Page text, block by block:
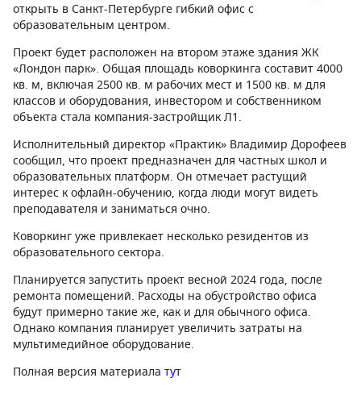
открыть в Санкт-Петербурге гибкий офис с
образовательным центром.
Проект будет расположен на втором этаже здания ЖК
«Лондон парк». Общая площадь коворкинга составит 4000
кв. м, включая 2500 кв. м рабочих мест и 1500 кв. м для
классов и оборудования, инвестором и собственником
объекта стала компания-застройщик Л1.
Исполнительный директор «Практик» Владимир Дорофеев
сообщил, что проект предназначен для частных школ и
образовательных платформ. Он отмечает растущий
интерес к офлайн-обучению, когда люди могут видеть
преподавателя и заниматься очно.
Коворкинг уже привлекает несколько резидентов из
образовательного сектора.
Планируется запустить проект весной 2024 года, после
ремонта помещений. Расходы на обустройство офиса
будут примерно такие же, как и для обычного офиса.
Однако компания планирует увеличить затраты на
мультимедийное оборудование.
Полная версия материала тут